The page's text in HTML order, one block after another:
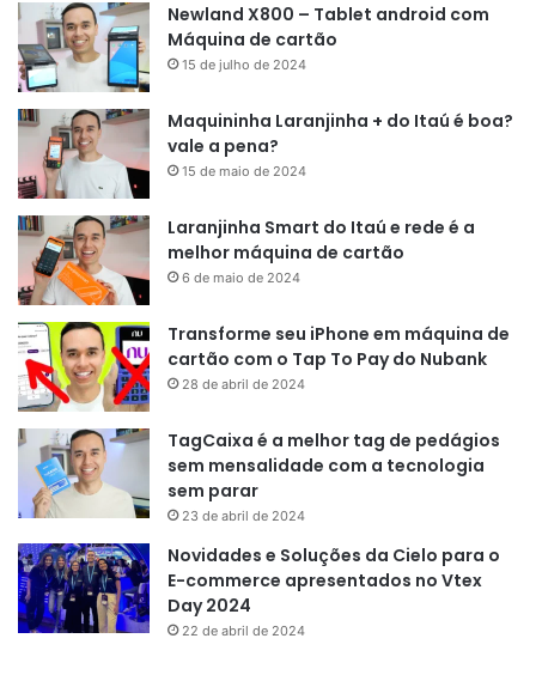
Newland X800 – Tablet android com
Máquina de cartão
15 de julho de 2024
Maquininha Laranjinha + do Itaú é boa?
vale a pena?
15 de maio de 2024
Laranjinha Smart do Itaú e rede é a
melhor máquina de cartão
6 de maio de 2024
Transforme seu iPhone em máquina de
cartão com o Tap To Pay do Nubank
28 de abril de 2024
TagCaixa é a melhor tag de pedágios
sem mensalidade com a tecnologia
sem parar
23 de abril de 2024
Novidades e Soluções da Cielo para o
E-commerce apresentados no Vtex
Day 2024
22 de abril de 2024